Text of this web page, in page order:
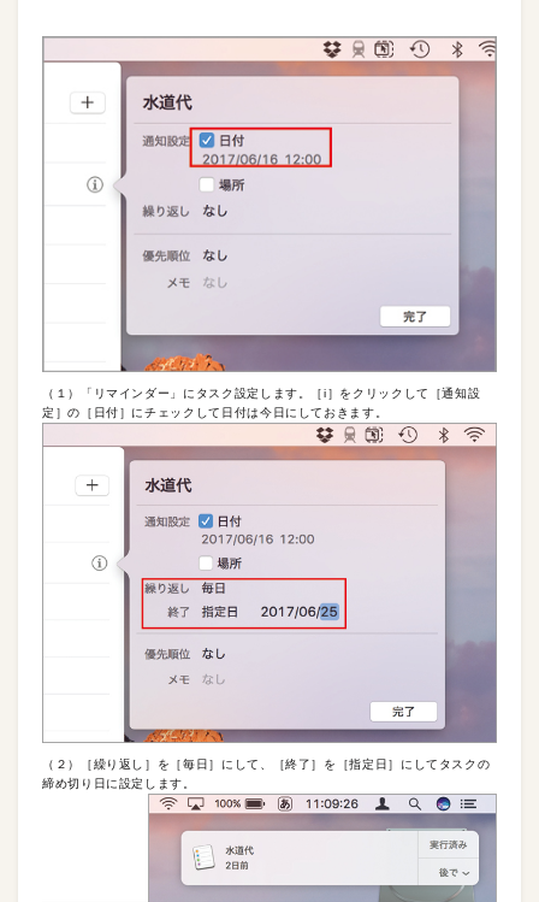
（１）「リマインダー」にタスク設定します。［i］をクリックして［通知設
定］の［日付］にチェックして日付は今日にしておきます。
（２）［繰り返し］を［毎日］にして、［終了］を［指定日］にしてタスクの
締め切り日に設定します。